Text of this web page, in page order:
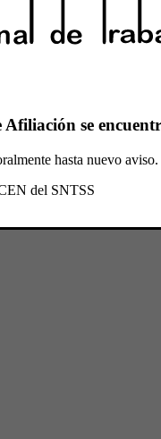
se
hasta nuevo
del SNTSS